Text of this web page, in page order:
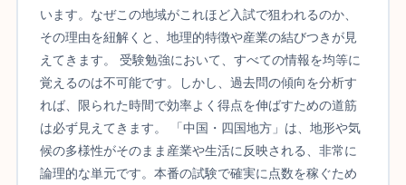
います。なぜこの地域がこれほど入試で狙われるのか、
その理由を紐解くと、地理的特徴や産業の結びつきが見
えてきます。 受験勉強において、すべての情報を均等に
覚えるのは不可能です。しかし、過去問の傾向を分析す
れば、限られた時間で効率よく得点を伸ばすための道筋
は必ず見えてきます。 「中国・四国地方」は、地形や気
候の多様性がそのまま産業や生活に反映される、非常に
論理的な単元です。本番の試験で確実に点数を稼ぐため